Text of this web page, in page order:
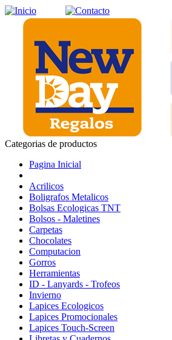
Categorias de productos
Pagina Inicial
Acrilicos
Boligrafos Metalicos
Bolsas Ecologicas TNT
Bolsos - Maletines
Carpetas
Chocolates
Computacion
Gorros
Herramientas
ID - Lanyards - Trofeos
Invierno
Lapices Ecologicos
Lapices Promocionales
Lapices Touch-Screen